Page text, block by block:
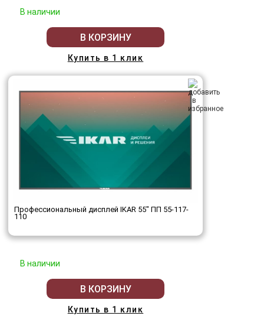
В наличии
В КОРЗИНУ
Купить в 1 клик
Профессиональный дисплей IKAR 55" ПП 55-117-
110
В наличии
В КОРЗИНУ
Купить в 1 клик